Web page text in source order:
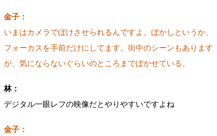
金子：
いまはカメラでぼけさせられるんですよ。ぼかしというか、
フォーカスを手前だけにしてます。街中のシーンもあります
が、気にならないぐらいのところまでぼかせている。
林：
デジタル一眼レフの映像だとやりやすいですよね
金子：